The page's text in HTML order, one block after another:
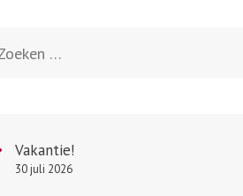
Vakantie!
30 juli 2026